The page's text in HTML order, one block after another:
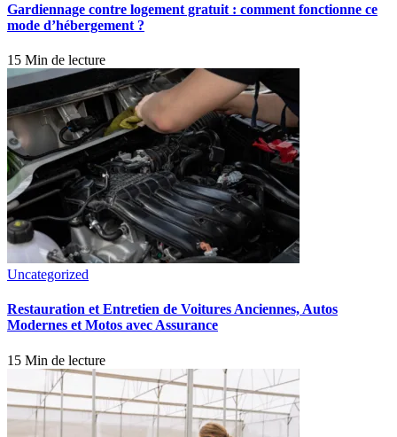
Gardiennage contre logement gratuit : comment fonctionne ce
mode d’hébergement ?
15 Min de lecture
Uncategorized
Restauration et Entretien de Voitures Anciennes, Autos
Modernes et Motos avec Assurance
15 Min de lecture